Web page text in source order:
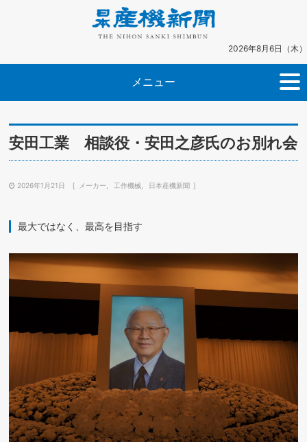
2026年8月6日（木）
メニュー
安田工業 相談役・安田之彦氏のお別れ会
2026年1月21日 メーカー 工作機械 日本産機新聞
最大ではなく、最高を目指す